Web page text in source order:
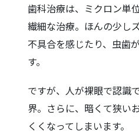
歯科治療は、ミクロン単
繊細な治療。 ほんの少し
不具合を感じたり、虫歯
す。
ですが、人が裸眼で認識
界。さらに、暗くて狭い
くくなってしまいます。